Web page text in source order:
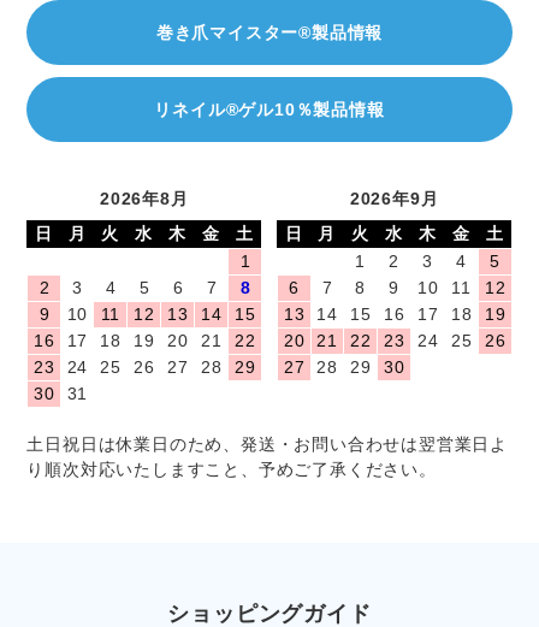
巻き爪マイスター®製品情報
リネイル®ゲル10％製品情報
2026年8月
日
月 火 水 木 金
土
1
2
3 4 5 6 7
8
9
10 11 12 13 14
15
16
17 18 19 20 21
22
23
24 25 26 27 28
29
30
31
2026年9月
日
月 火 水 木 金
土
1
2 3 4
5
6
7 8 9 10 11
12
13
14 15 16 17 18
19
20
21 22 23 24 25
26
27
28 29 30
土日祝日は休業日のため、発送・お問い合わせは翌営業日よ
り順次対応いたしますこと、予めご了承ください。
ショッピングガイド